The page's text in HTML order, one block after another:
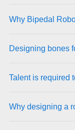
Why Bipedal
Designing bones
Talent is required
Why designing a